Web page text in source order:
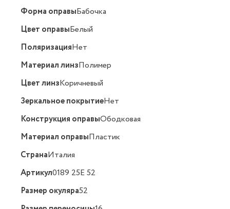
Форма оправыБабочка
Цвет оправыБелый
ПоляризацияНет
Материал линзПолимер
Цвет линзКоричневый
Зеркальное покрытиеНет
Конструкция оправыОбодковая
Материал оправыПластик
СтранаИталия
Артикул0189 25E 52
Размер окуляра52